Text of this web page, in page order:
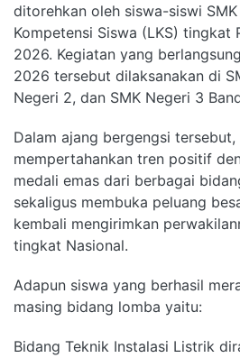
ditorehkan oleh siswa-siswi
Kompetensi Siswa (LKS) tingkat
2026. Kegiatan yang
2026 tersebut dilaksanakan di
Negeri 2, dan SMK Negeri 3
Dalam ajang bergengsi
mempertahankan tren positif
medali emas dari berbagai
sekaligus membuka peluang
kembali mengirimkan
tingkat Nasional.
Adapun siswa yang berhasil
masing bidang lomba yaitu:
Bidang Teknik Instalasi Listrik